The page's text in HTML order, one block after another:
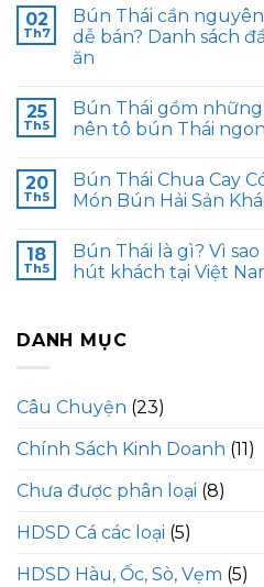
02
Th7
Bún Thái cần
dễ bán? Danh sách
ăn
25
Th5
Bún Thái gồm
nên tô bún Thái ngon
20
Th5
Bún Thái Chua Cay
Món Bún Hải Sản
18
Th5
Bún Thái là gì? Vì
hút khách tại Việt
DANH MỤC
Câu Chuyện (23)
Chính Sách Kinh Doanh (11)
Chưa được phân loại (8)
HDSD Cá các loại (5)
HDSD Hàu, Ốc, Sò, Vẹm (5)